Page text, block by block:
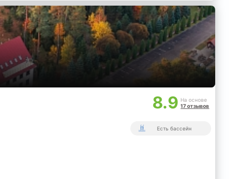
8.9 На основе
17 отзывов
Есть бассейн